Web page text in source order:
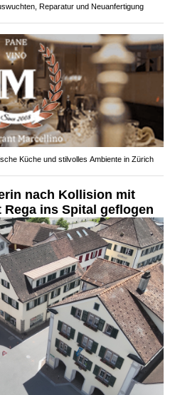
Reparatur und Neuanfertigung
Küche und stilvolles Ambiente in Zürich
nach Kollision mit
ins Spital geflogen